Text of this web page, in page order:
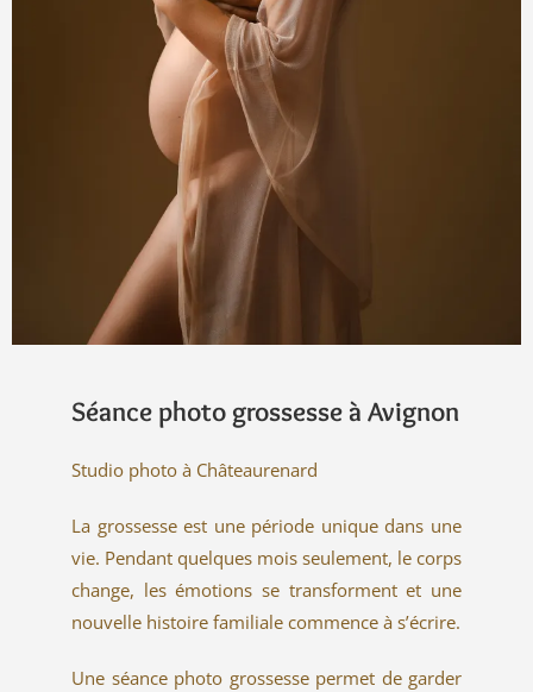
Séance photo grossesse à Avignon
Studio photo à Châteaurenard
La grossesse est une période unique dans une
vie. Pendant quelques mois seulement, le corps
change, les émotions se transforment et une
nouvelle histoire familiale commence à s’écrire.
Une séance photo grossesse permet de garder